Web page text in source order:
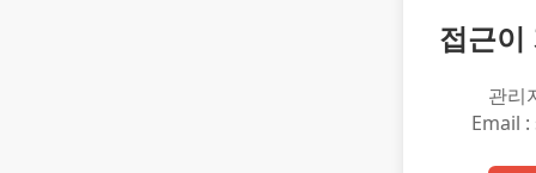
접근이
관리
Email